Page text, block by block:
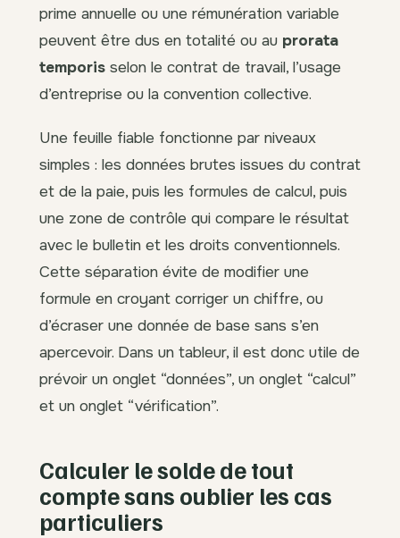
prime annuelle ou une rémunération variable
peuvent être dus en totalité ou au prorata
temporis selon le contrat de travail, l’usage
d’entreprise ou la convention collective.
Une feuille fiable fonctionne par niveaux
simples : les données brutes issues du contrat
et de la paie, puis les formules de calcul, puis
une zone de contrôle qui compare le résultat
avec le bulletin et les droits conventionnels.
Cette séparation évite de modifier une
formule en croyant corriger un chiffre, ou
d’écraser une donnée de base sans s’en
apercevoir. Dans un tableur, il est donc utile de
prévoir un onglet “données”, un onglet “calcul”
et un onglet “vérification”.
Calculer le solde de tout
compte sans oublier les cas
particuliers